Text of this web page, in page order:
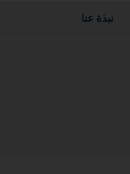
نبذة عنا